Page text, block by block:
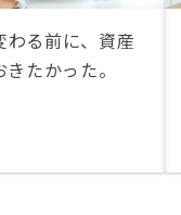
わる前に、資産
たかった。